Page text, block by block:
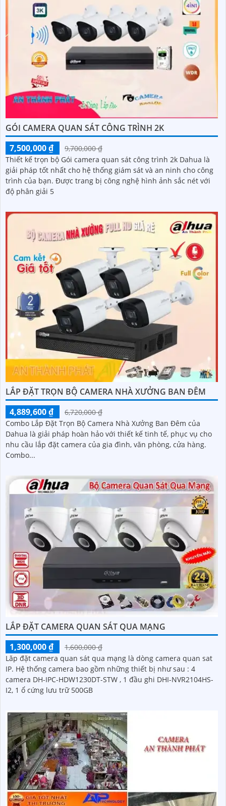
GÓI CAMERA QUAN SÁT CÔNG TRÌNH 2K
7,500,000 ₫
9,700,000 ₫
Thiết kế trọn bộ Gói camera quan sát công trình 2k Dahua là
giải pháp tốt nhất cho hệ thống giám sát và an ninh cho công
trình của bạn. Được trang bị công nghệ hình ảnh sắc nét với
độ phân giải 5
LẮP ĐẶT TRỌN BỘ CAMERA NHÀ XƯỞNG BAN ĐÊM
4,889,600 ₫
6,720,000 ₫
Combo Lắp Đặt Trọn Bộ Camera Nhà Xưởng Ban Đêm của
Dahua là giải pháp hoàn hảo với thiết kế tinh tế, phục vụ cho
nhu cầu lắp đặt camera của gia đình, văn phòng, cửa hàng.
Combo...
LẮP ĐẶT CAMERA QUAN SÁT QUA MẠNG
1,300,000 ₫
1,600,000 ₫
Lăp đặt camera quan sát qua mạng là dòng camera quan sat
IP. Hệ thống camera bao gồm những thiết bị như sau : 4
camera DH-IPC-HDW1230DT-STW , 1 đầu ghi DHI-NVR2104HS-
I2, 1 ổ cứng lưu trữ 500GB